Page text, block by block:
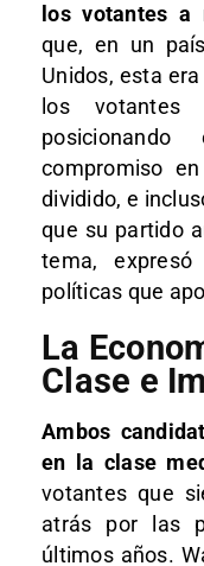
los votantes a
que, en un
Unidos, esta
los votantes
compromiso
dividido, e
que su partido
tema,
políticas que
La
Clase e
Ambos
en la clase
votantes que
atrás por las
últimos años.